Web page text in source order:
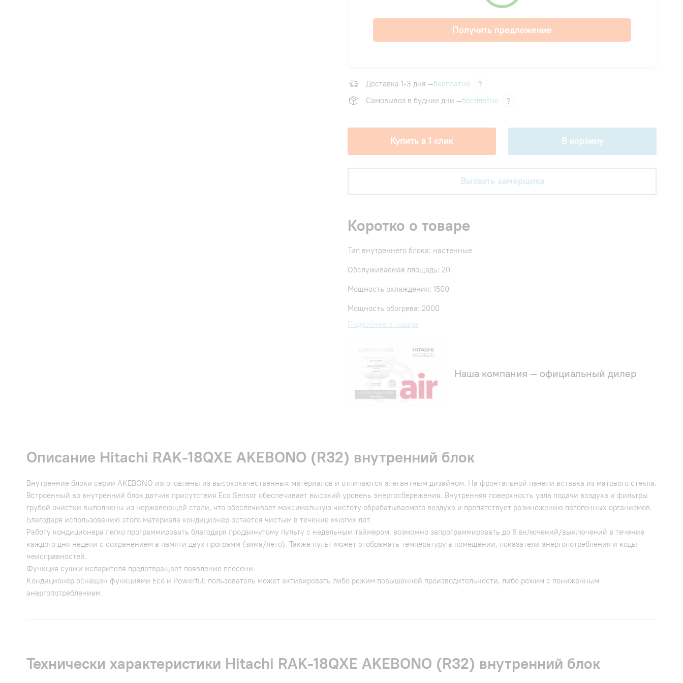
Получить предложение
Доставка 1-3 дня —бесплатно
?
Самовывоз в будние дни —бесплатно ?
Купить в 1 клик В корзину
Вызвать замерщика
Коротко о товаре
Тип внутреннего блока: настенные
Обслуживаемая площадь: 20
Мощность охлаждения: 1500
Мощность обогрева: 2000
Подробнее о товаре
Наша компания — официальный дилер
Описание Hitachi RAK-18QXE AKEBONO (R32) внутренний блок
Внутренние блоки cерии AKEBONO изготовлены из высококачественных материалов и отличаются элегантным дизайном. На фронтальной панели вставка из матового стекла.
Встроенный во внутренний блок датчик присутствия Eco Sensor обеспечивает высокий уровень энергосбережения. Внутренняя поверхность узла подачи воздуха и фильтры
грубой очистки выполнены из нержавеющей стали, что обеспечивает максимальную чистоту обрабатываемого воздуха и препятствует размножению патогенных организмов.
Благодаря использованию этого материала кондиционер остается чистым в течение многих лет.
Работу кондиционера легко программировать благодаря продвинутому пульту с недельным таймером: возможно запрограммировать до 6 включений/выключений в течение
каждого дня недели с сохранением в памяти двух программ (зима/лето). Также пульт может отображать температуру в помещении, показатели энергопотребления и коды
неисправностей.
Функция сушки испарителя предотвращает появление плесени.
Кондиционер оснащен функциями Eco и Powerful: пользователь может активировать либо режим повышенной производительности, либо режим с пониженным
энергопотреблением.
Технически характеристики Hitachi RAK-18QXE AKEBONO (R32) внутренний блок